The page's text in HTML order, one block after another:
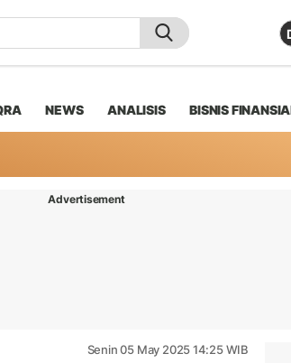
NEWS ANALISIS BISNIS
Advertisement
Senin 05 May 2025 14:25 WIB